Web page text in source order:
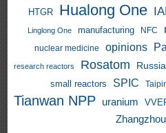
HTGR Hualong One
Linglong One manufacturing NFC
nuclear medicine opinions
research reactors Rosatom Russia
small reactors SPIC
Tianwan NPP uranium